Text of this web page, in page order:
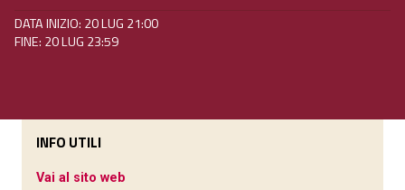
DATA INIZIO: 20 LUG 21:00
FINE: 20 LUG 23:59
INFO UTILI
Vai al sito web